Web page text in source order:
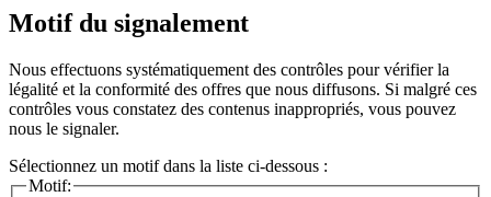
Motif du signalement
Nous effectuons systématiquement des contrôles pour vérifier la
légalité et la conformité des offres que nous diffusons. Si malgré ces
contrôles vous constatez des contenus inappropriés, vous pouvez
nous le signaler.
Sélectionnez un motif dans la liste ci-dessous :
Motif: